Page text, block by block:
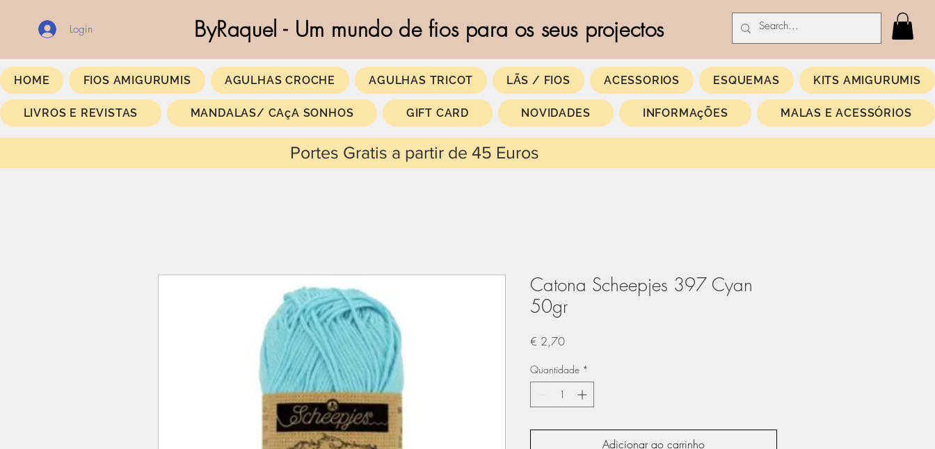
Login ByRaquel - Um mundo de fios para os seus projectos
HOME FIOS AMIGURUMIS AGULHAS CROCHE AGULHAS TRICOT LÃS / FIOS ACESSORIOS ESQUEMAS KITS AMIGURUMIS
LIVROS E REVISTAS MANDALAS/ CAçA SONHOS GIFT CARD NOVIDADES INFORMAçÕES MALAS E ACESSÓRIOS
Portes Gratis a partir de 45 Euros
Catona Scheepjes 397 Cyan
50gr
€ 2,70Preço
Quantidade *
Adicionar ao carrinho